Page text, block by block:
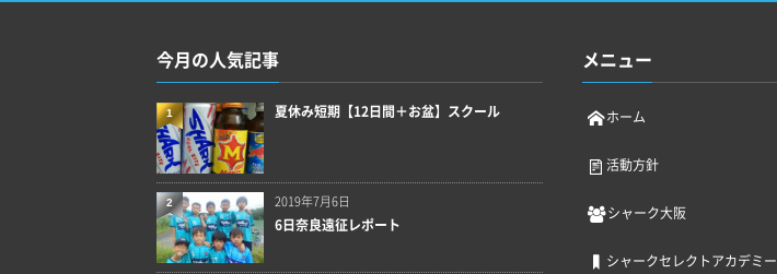
今月の人気記事
夏休み短期【12日間＋お盆】スクール
1
2019年7月6日
6日奈良遠征レポート
2
メニュー
ホーム
活動方針
シャーク大阪
シャークセレクトアカデミー